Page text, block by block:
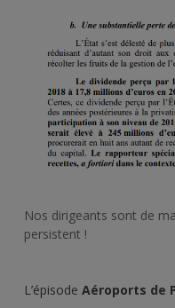
Nos dirigeants sont de
persistent !
L’épisode Aéroports de